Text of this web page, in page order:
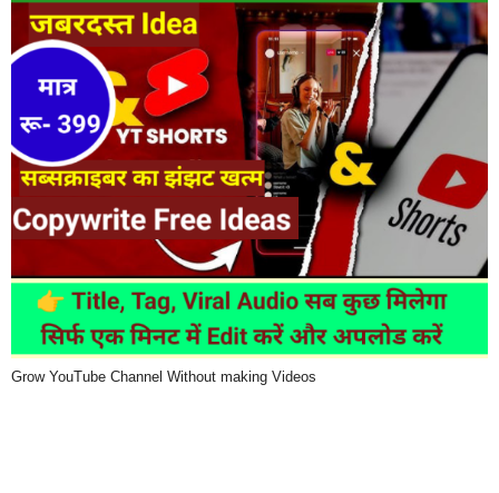
Grow YouTube Channel Without making Videos